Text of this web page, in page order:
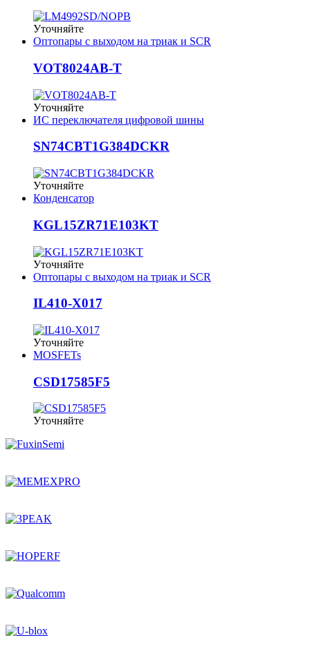
Уточняйте
Оптопары с выходом на триак и SCR
VOT8024AB-T
Уточняйте
ИС переключателя цифровой шины
SN74CBT1G384DCKR
Уточняйте
Конденсатор
KGL15ZR71E103KT
Уточняйте
Оптопары с выходом на триак и SCR
IL410-X017
Уточняйте
MOSFETs
CSD17585F5
Уточняйте